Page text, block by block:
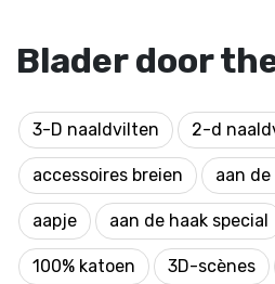
Blader door
3-D naaldvilten 2-d
accessoires breien aan de
aapje aan de haak special
100% katoen 3D-scènes